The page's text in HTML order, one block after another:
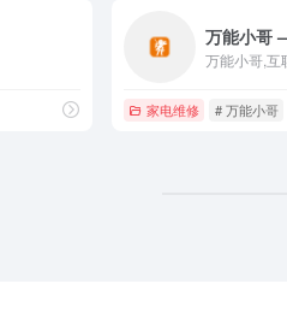
万能小哥
家电维修 # 万能小哥